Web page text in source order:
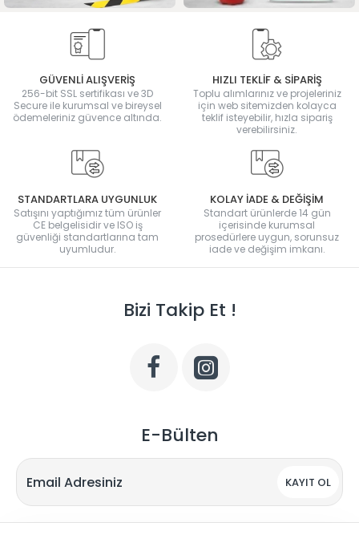
GÜVENLİ ALIŞVERİŞ
256-bit SSL sertifikası ve 3D
Secure ile kurumsal ve bireysel
ödemeleriniz güvence altında.
HIZLI TEKLİF & SİPARİŞ
Toplu alımlarınız ve projeleriniz
için web sitemizden kolayca
teklif isteyebilir, hızla sipariş
verebilirsiniz.
STANDARTLARA UYGUNLUK
Satışını yaptığımız tüm ürünler
CE belgelisidir ve ISO iş
güvenliği standartlarına tam
uyumludur.
KOLAY İADE & DEĞİŞİM
Standart ürünlerde 14 gün
içerisinde kurumsal
prosedürlere uygun, sorunsuz
iade ve değişim imkanı.
Bizi Takip Et !
E-Bülten
KAYIT OL